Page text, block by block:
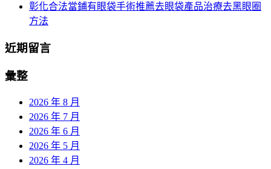
彰化合法當鋪有眼袋手術推薦去眼袋產品治療去黑眼圈
方法
近期留言
彙整
2026 年 8 月
2026 年 7 月
2026 年 6 月
2026 年 5 月
2026 年 4 月